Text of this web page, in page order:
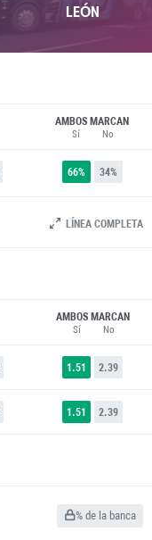
LEÓN
AMBOS MARCAN
Sí
66%
No
34%
LÍNEA COMPLETA
AMBOS MARCAN
Sí
1.51
No
2.39
1.51 2.39
% de la banca